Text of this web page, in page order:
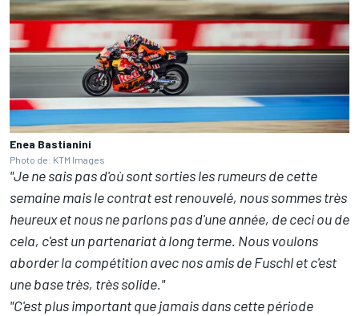
Enea Bastianini
Photo de: KTM Images
"Je ne sais pas d'où sont sorties les rumeurs de cette
semaine mais le contrat est renouvelé, nous sommes très
heureux et nous ne parlons pas d'une année, de ceci ou de
cela, c'est un partenariat à long terme. Nous voulons
aborder la compétition avec nos amis de Fuschl et c'est
une base très, très solide."
"C'est plus important que jamais dans cette période